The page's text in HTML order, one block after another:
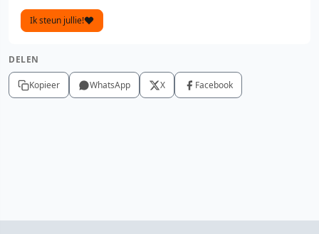
Ik steun jullie!
DELEN
Kopieer WhatsApp X Facebook